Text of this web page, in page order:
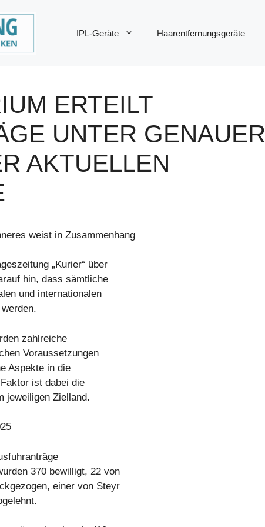
IPL-Geräte Haarentfernungsgeräte
ERTEILT
UNTER GENAUER
AKTUELLEN
weist in Zusammenhang
„Kurier“ über
hin, dass sämtliche
und internationalen
zahlreiche
Voraussetzungen
Aspekte in die
ist dabei die
jeweiligen Zielland.
370 bewilligt, 22 von
einer von Steyr